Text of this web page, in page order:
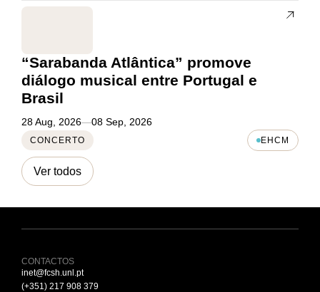
“Sarabanda Atlântica” promove
diálogo musical entre Portugal e
Brasil
28 Aug, 2026—08 Sep, 2026
CONCERTO EHCM
Ver todos
CONTACTOS
inet@fcsh.unl.pt
(+351) 217 908 379